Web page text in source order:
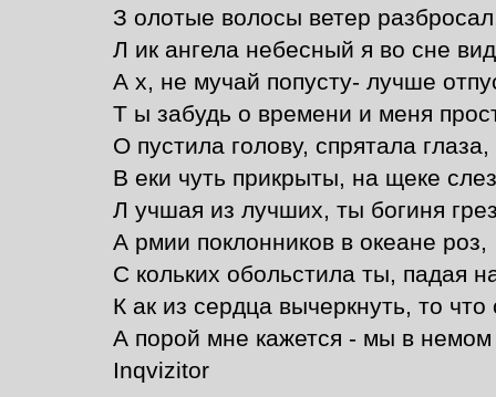
З олотые волосы ветер
Л ик ангела небесный я во сне
А х, не мучай попусту- лучше
Т ы забудь о времени и меня
О пустила голову, спрятала глаза,
В еки чуть прикрыты, на щеке
Л учшая из лучших, ты богиня
А рмии поклонников в океане роз,
С кольких обольстила ты, падая
К ак из сердца вычеркнуть, то
А порой мне кажется - мы в немом
Inqvizitor